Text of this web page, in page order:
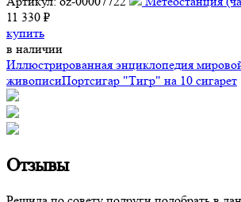
11 330 ₽
купить
в наличии
Иллюстрированная энциклопедия
живописиПортсигар "Тигр" на 10 сигарет
Отзывы